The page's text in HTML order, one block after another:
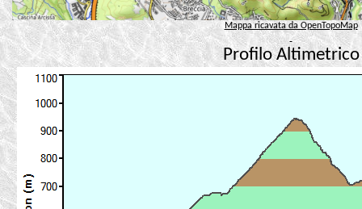
Mappa ricavata da OpenTopoMap
Profilo Altimetrico